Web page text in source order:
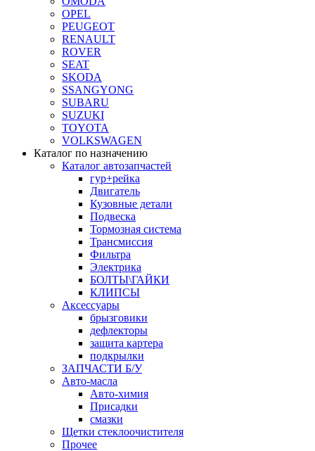
OPEL
PEUGEOT
RENAULT
ROVER
SEAT
SKODA
SSANGYONG
SUBARU
SUZUKI
TOYOTA
VOLKSWAGEN
Каталог по назначению
Каталог автозапчастей
гур+рейка
Двигатель
Кузовные детали
Подвеска
Тормозная система
Трансмиссия
Фильтра
Электрика
БОЛТЫ\ГАЙКИ
КЛИПСЫ
Аксессуары
брызговики
дефлекторы
защита картера
подкрылки
ЗАПЧАСТИ Б/У
Авто-масла
Авто-химия
Присадки
смазки
Щетки стеклоочистителя
Прочее